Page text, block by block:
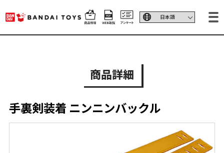
商品詳細
手裏剣装着 ニンニンバックル